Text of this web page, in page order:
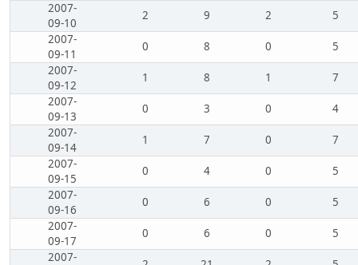
2007-
09-10
2 9 2
5
2007-
09-11
0 8 0
5
2007-
09-12
1 8 1
7
2007-
09-13
0 3 0
4
2007-
09-14
1 7 0
7
2007-
09-15
0 4 0
5
2007-
09-16
0 6 0
5
2007-
09-17
0 6 0
5
2007-